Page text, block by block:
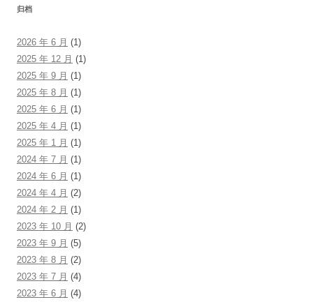
归档
2026 年 6 月 (1)
2025 年 12 月 (1)
2025 年 9 月 (1)
2025 年 8 月 (1)
2025 年 6 月 (1)
2025 年 4 月 (1)
2025 年 1 月 (1)
2024 年 7 月 (1)
2024 年 6 月 (1)
2024 年 4 月 (2)
2024 年 2 月 (1)
2023 年 10 月 (2)
2023 年 9 月 (5)
2023 年 8 月 (2)
2023 年 7 月 (4)
2023 年 6 月 (4)